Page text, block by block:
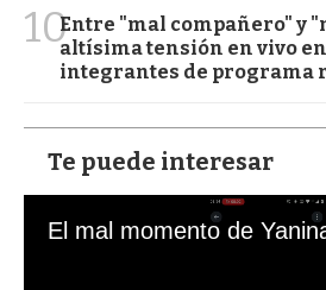
10Entre "mal compañero" y
altísima tensión en vivo
integrantes de programa
Te puede interesar